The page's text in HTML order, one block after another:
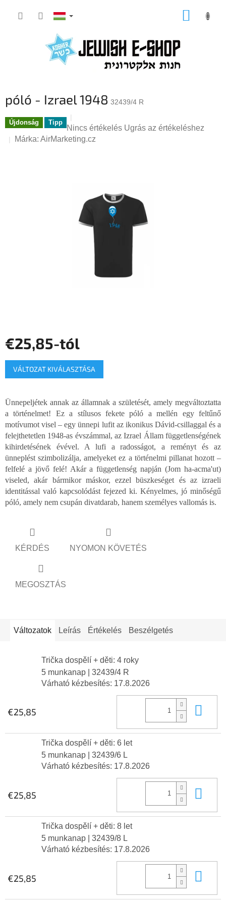
KOSÁR
póló - Izrael 1948 32439/4 R
Újdonság Tipp
A
termék
csillag.
Nincs értékelés Ugrás az értékeléshez
Márka: AirMarketing.cz
€25,85-tól
Egységár:
VÁLTOZAT KIVÁLASZTÁSA
Ünnepeljétek annak az államnak a születését, amely megváltoztatta
a történelmet! Ez a stílusos fekete póló a mellén egy feltűnő
motívumot visel – egy ünnepi lufit az ikonikus Dávid-csillaggal és a
felejthetetlen 1948-as évszámmal, az Izrael Állam függetlenségének
kihirdetésének évével. A lufi a radosságot, a reményt és az
ünneplést szimbolizálja, amelyeket ez a történelmi pillanat hozott –
felfelé a jövő felé! Akár a függetlenség napján (Jom ha-acma'ut)
viseled, akár bármikor máskor, ezzel büszkeséget és az izraeli
identitással való kapcsolódást fejezed ki. Kényelmes, jó minőségű
póló, amely nem csupán divatdarab, hanem személyes vallomás is.
KÉRDÉS NYOMON KÖVETÉS
MEGOSZTÁS
Változatok Leírás Értékelés Beszélgetés
Trička dospělí + děti: 4 roky
5 munkanap
| 32439/4 R
Várható kézbesítés: 17.8.2026
€25,85
Trička dospělí + děti: 6 let
5 munkanap
| 32439/6 L
Várható kézbesítés: 17.8.2026
€25,85
Trička dospělí + děti: 8 let
5 munkanap
| 32439/8 L
Várható kézbesítés: 17.8.2026
€25,85